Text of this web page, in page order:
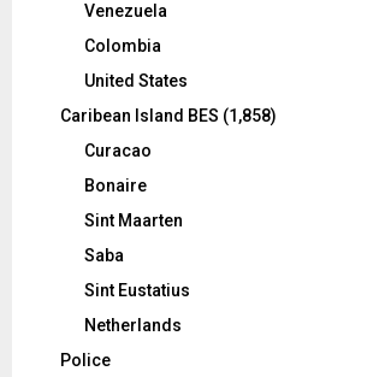
Venezuela
Colombia
United States
Caribean Island BES (1,858)
Curacao
Bonaire
Sint Maarten
Saba
Sint Eustatius
Netherlands
Police